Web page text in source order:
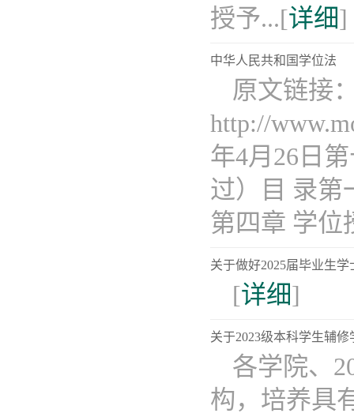
授予...[详细]
中华人民共和国学位法
原文链接
http://
年4月26日
过）目 录第
第四章 学位
关于做好2025届毕业生
[详细]
关于2023级本科学生辅
各学院、
构，培养具